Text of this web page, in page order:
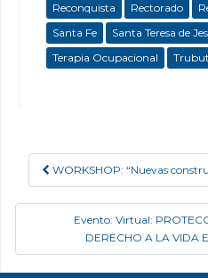
Reconquista
Rectorado
Santa Fe
Santa Teresa de
Terapia Ocupacional
Post navigation
WORKSHOP: “Nuevas
Evento: Virtual:
DERECHO A LA VIDA